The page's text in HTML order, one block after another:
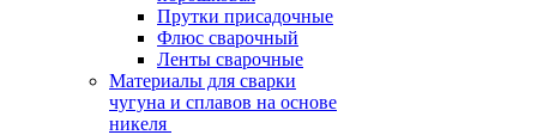
Прутки присадочные
Флюс сварочный
Ленты сварочные
Материалы для сварки
чугуна и сплавов на основе
никеля